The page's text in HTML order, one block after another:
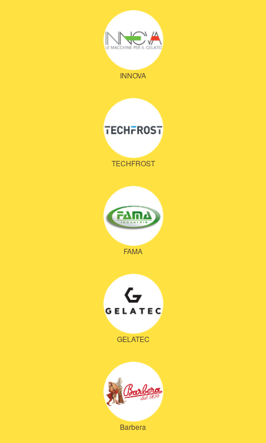
INNOVA
TECHFROST
FAMA
GELATEC
Barbera